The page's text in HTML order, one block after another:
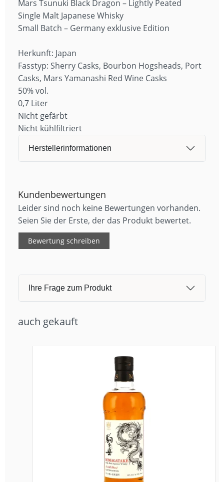
Mars Tsunuki Black Dragon – Lightly Peated
Single Malt Japanese Whisky
Small Batch – Germany exklusive Edition
Herkunft: Japan
Fasstyp: Sherry Casks, Bourbon Hogsheads, Port
Casks, Mars Yamanashi Red Wine Casks
50% vol.
0,7 Liter
Nicht gefärbt
Nicht kühlfiltriert
Herstellerinformationen
Kundenbewertungen
Leider sind noch keine Bewertungen vorhanden.
Seien Sie der Erste, der das Produkt bewertet.
Bewertung schreiben
Ihre Frage zum Produkt
auch gekauft